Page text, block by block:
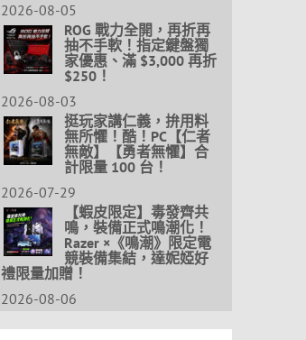
2026-08-05
ROG 戰力全開，再折再
抽不手軟！指定鍵盤獨
家優惠、滿 $3,000 再折
$250！
2026-08-03
挺玩家講仁義，拚用料
無所懼！酷！PC【仁者
無敵】【勇者無懼】合
計限量 100 台！
2026-07-29
【蝦皮限定】毒發齊共
鳴，裝備正式鳴潮化！
Razer ×《鳴潮》限定電
競裝備集結，達妮婭好
禮限量加贈！
2026-08-06